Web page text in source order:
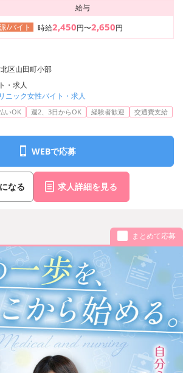
給与
派/バイト 時給2,450円〜2,650円
区山田町小部
・求人
ニック女性バイト・求人
いOK 週2、3日からOK 経験者歓迎 交通費支給
WEBで応募
なる 求人詳細を見る
まとめて応募